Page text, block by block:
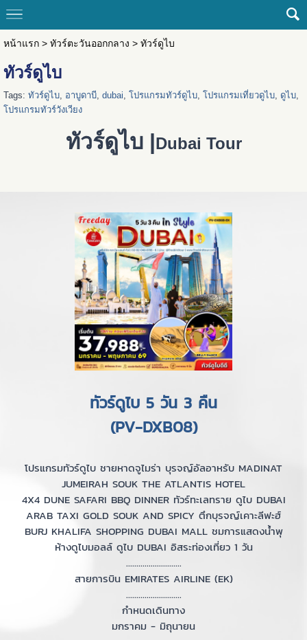
หน้าแรก> ทัวร์ตะวันออกกลาง > ทัวร์ดูไบ
ทัวร์ดูไบ
Tags: ทัวร์ดูไบ, อาบูดาบี, dubai, โปรแกรมทัวร์ดูไบ, โปรแกรมเที่ยวดูไบ, ดูไบ,
โปรแกรมทัวร์วังเวียง
ทัวร์ดูไบ |Dubai Tour
ทัวร์ดูไบ 5 วัน 3 คืน
(PV-DXB08)
โปรแกรมทัวร์ดูไบ ชายหาดจูไมร่า บุรจญ์อัลอาหรับ MADINAT
JUMEIRAH SOUK THE ATLANTIS HOTEL
4X4 DUNE SAFARI BBQ DINNER ทัวร์ทะเลทราย ดูไบ DUBAI
ARAB TAXI GOLD SOUK AND SPICY ตึกบุรจญ์เคาะลีฟะฮ์
BURJ KHALIFA SHOPPING DUBAI MALL ชมการแสดงน้ำพุ
ห้างดูไบมอลล์ ดูไบ DUBAI อิสระท่องเที่ยว 1 วัน
...........................
สายการบิน EMIRATES AIRLINE (EK)
...........................
กำหนดเดินทาง
มกราคม - มิถุนายน